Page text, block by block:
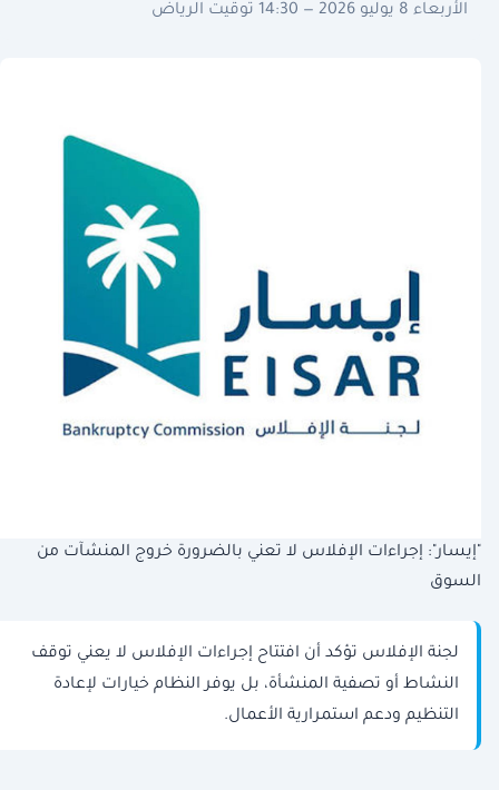
الأربعاء 8 يوليو 2026 — 14:30 توقيت الرياض
"إيسار": إجراءات الإفلاس لا تعني بالضرورة خروج المنشآت من
السوق
لجنة الإفلاس تؤكد أن افتتاح إجراءات الإفلاس لا يعني توقف
النشاط أو تصفية المنشأة، بل يوفر النظام خيارات لإعادة
التنظيم ودعم استمرارية الأعمال.